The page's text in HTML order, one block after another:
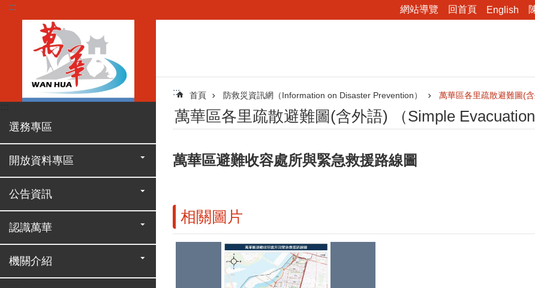
跳到主要內容區塊
::: 網站導覽 回首頁 English
選務專區
開放資料專區
公告資訊
認識萬華
機關介紹
::: 首頁 防救災資訊網（Information on Disaster Prevention） 萬華區各里疏散避難圖(
萬華區各里疏散避難圖(含外語) （Simple Evacuation
萬華區避難收容處所與緊急救援路線圖
相關圖片